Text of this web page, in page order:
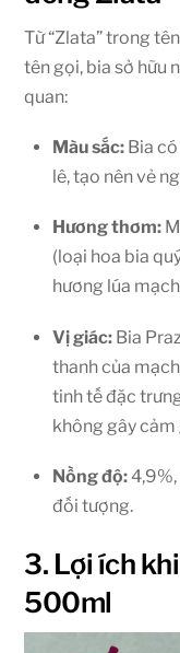
Từ “Zlata” trong
tên gọi, bia sở hữu
quan:
Màu sắc: Bia
lê, tạo nên vẻ
Hương thơm:
(loại hoa bia
hương lúa
Vị giác: Bia
thanh của
tinh tế đặc
không gây cảm
Nồng độ:
đối tượng.
3. Lợi ích
500ml